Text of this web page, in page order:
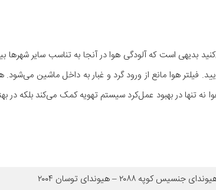
بدیهی است که آلودگی هوا در آنجا به تناسب سایر
فیلتر هوا مانع از ورود گرد و غبار به داخل ماشین
نه تنها در بهبود عمل‌کرد سیستم تهویه کمک می‌کند بلکه
کوپه ۲۰۸۸ – هیوندای توسان ۲۰۰۴